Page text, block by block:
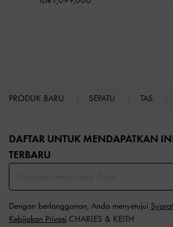
PRODUK BARU SEPATU TAS
DAFTAR UNTUK MENDAPATKAN
TERBARU​
Dengan berlangganan, Anda menyetujui
Kebijakan Privasi CHARLES & KEITH